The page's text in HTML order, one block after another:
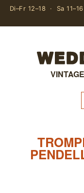
Di–Fr 12–18 · Sa